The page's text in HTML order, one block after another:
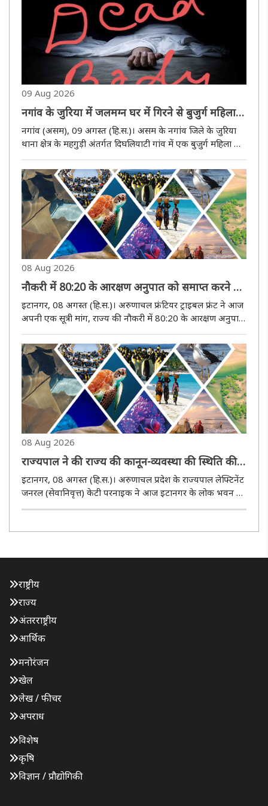
09 Aug 2026
नगांव के जुरिया में जलमग्न घर में गिरने से बुजुर्ग महिला
की मौत
नगांव (असम), 09 अगस्त (हि.स.)। असम के नगांव जिले के जुरिया
थाना क्षेत्र के महगुड़ी अंतर्गत दिघलियाटी गांव में एक बुजुर्ग महिला की
जलमग्न कमरे में गिरने से मौत हो गई। घटना को भूमि विवाद से
जोड़कर देखा जा रहा है। मृतका की पहचान 60 वर्ष से अधिक उम्र ..
08 Aug 2026
नौकरी में 80:20 के आरक्षण अनुपात को समाप्त करने की
मांग के समर्थन में निकली रैली
इटानगर, 08 अगस्त (हि.स.)। अरुणाचल फ्रंटियर ट्राइबल फ्रंट ने आज
अपनी एक सूत्री मांग, राज्य की नौकरी में 80:20 के आरक्षण अनुपात
को समाप्त करने की मांग के समर्थन में इटानगर में एक शांतिपूर्ण रैली
निकाली। सैकड़ों युवा, माता-पिता और आम लोग रैली में ..
08 Aug 2026
राज्यपाल ने की राज्य की कानून-व्यवस्था की स्थिति की
समीक्षा
इटानगर, 08 अगस्त (हि.स.)। अरुणाचल प्रदेश के राज्यपाल लेफ्टिनेंट
जनरल (सेवानिवृत्त) केटी परनाइक ने आज इटानगर के लोक भवन में
पुलिस महानिदेशक डॉ. एसडी सिंह जामवाल के साथ राज्य की कानून-
राष्ट्रीय
राज्य
अंतरराष्ट्रीय
आर्थिक
मनोरंजन
खेल
लेख / फीचर
अपराध
विशेष
कृषि
विज्ञान / प्रौद्योगिकी